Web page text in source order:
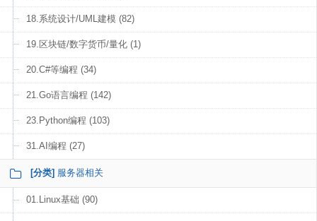
18.系统设计/UML建模 (82)
19.区块链/数字货币/量化 (1)
20.C#等编程 (34)
21.Go语言编程 (142)
23.Python编程 (103)
31.AI编程 (27)
[分类] 服务器相关
01.Linux基础 (90)